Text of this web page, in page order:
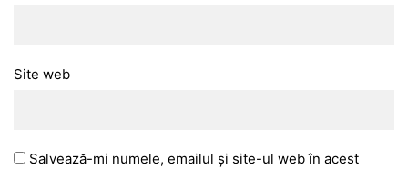
Site web
Salvează-mi numele, emailul și site-ul web în acest